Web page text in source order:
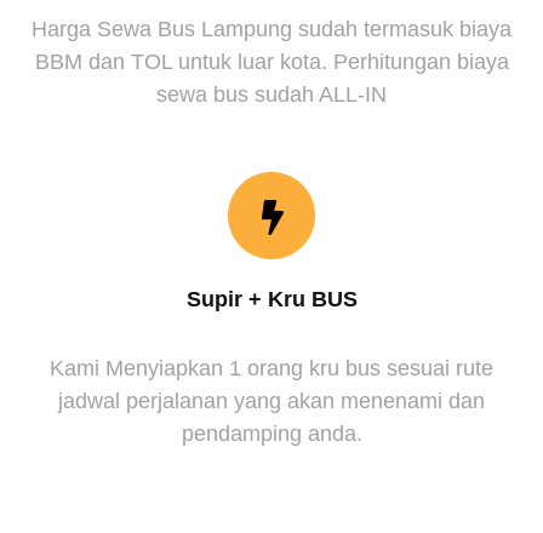
Harga Sewa Bus Lampung sudah termasuk biaya
BBM dan TOL untuk luar kota. Perhitungan biaya
sewa bus sudah ALL-IN
Supir + Kru BUS
Kami Menyiapkan 1 orang kru bus sesuai rute
jadwal perjalanan yang akan menenami dan
pendamping anda.